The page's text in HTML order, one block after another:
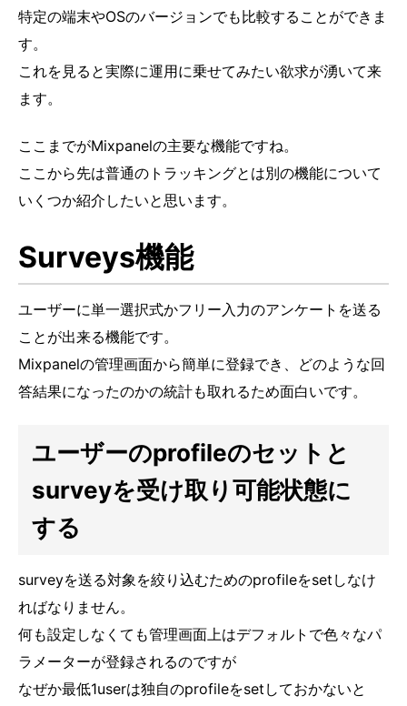
特定の端末やOSのバージョンでも比較することができま
す。
これを見ると実際に運用に乗せてみたい欲求が湧いて来
ます。
ここまでがMixpanelの主要な機能ですね。
ここから先は普通のトラッキングとは別の機能について
いくつか紹介したいと思います。
Surveys機能
ユーザーに単一選択式かフリー入力のアンケートを送る
ことが出来る機能です。
Mixpanelの管理画面から簡単に登録でき、どのような回
答結果になったのかの統計も取れるため面白いです。
ユーザーのprofileのセットと
surveyを受け取り可能状態に
する
surveyを送る対象を絞り込むためのprofileをsetしなけ
ればなりません。
何も設定しなくても管理画面上はデフォルトで色々なパ
ラメーターが登録されるのですが
なぜか最低1userは独自のprofileをsetしておかないと